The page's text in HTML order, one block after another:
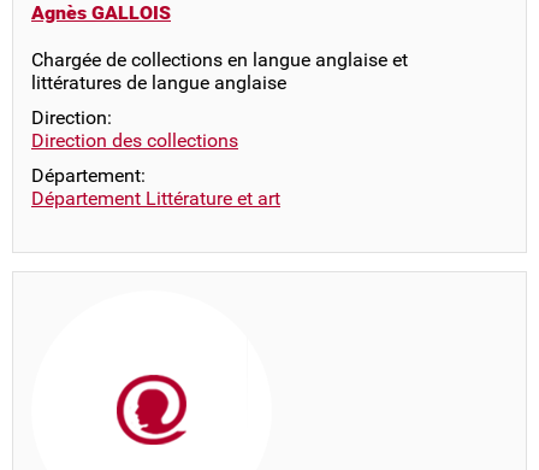
Agnès GALLOIS
Chargée de collections en langue anglaise et
littératures de langue anglaise
Direction:
Direction des collections
Département:
Département Littérature et art